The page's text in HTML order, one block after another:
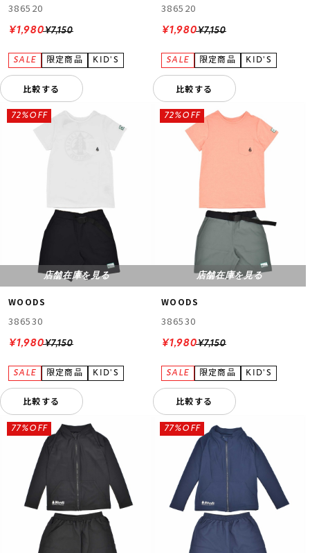
386520
¥7,150
¥1,980
比較する
386520
¥7,150
¥1,980
比較する
店舗在庫を見る
WOODS
386530
¥7,150
72%OFF
¥1,980
比較する
店舗在庫を見る
WOODS
386530
¥7,150
72%OFF
¥1,980
比較する
77%OFF 77%OFF